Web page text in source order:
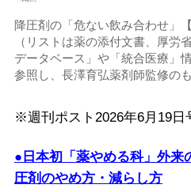
降圧剤の「危ない飲み合わせ」
（リストは薬の添付文書、厚労
データベース」や「統合医療」
参照し、長澤育弘薬剤師監修の
※週刊ポスト2026年6月19日
●日本初「薬やめる科」外来
圧剤のやめ方・減らし方